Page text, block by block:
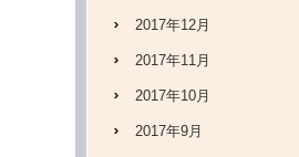
2017年12月
2017年11月
2017年10月
2017年9月